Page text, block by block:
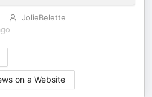
JolieBelette
on a Website